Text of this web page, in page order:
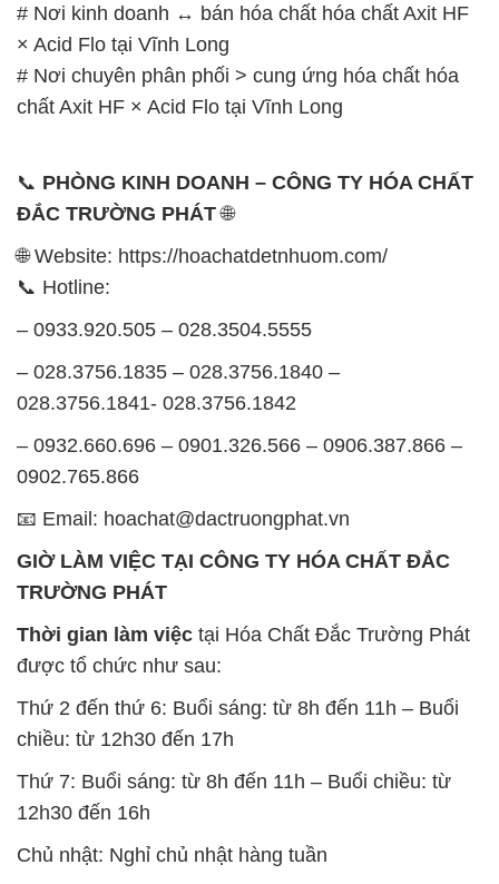
# Nơi kinh doanh ↔ bán hóa chất hóa chất Axit HF
× Acid Flo tại Vĩnh Long
# Nơi chuyên phân phối > cung ứng hóa chất hóa
chất Axit HF × Acid Flo tại Vĩnh Long
📞 PHÒNG KINH DOANH – CÔNG TY HÓA CHẤT
ĐẮC TRƯỜNG PHÁT🌐
🌐 Website: https://hoachatdetnhuom.com/
📞 Hotline:
– 0933.920.505 – 028.3504.5555
– 028.3756.1835 – 028.3756.1840 –
028.3756.1841- 028.3756.1842
– 0932.660.696 – 0901.326.566 – 0906.387.866 –
0902.765.866
📧 Email: hoachat@dactruongphat.vn
GIỜ LÀM VIỆC TẠI CÔNG TY HÓA CHẤT ĐẮC
TRƯỜNG PHÁT
Thời gian làm việc tại Hóa Chất Đắc Trường Phát
được tổ chức như sau:
Thứ 2 đến thứ 6: Buổi sáng: từ 8h đến 11h – Buổi
chiều: từ 12h30 đến 17h
Thứ 7: Buổi sáng: từ 8h đến 11h – Buổi chiều: từ
12h30 đến 16h
Chủ nhật: Nghỉ chủ nhật hàng tuần